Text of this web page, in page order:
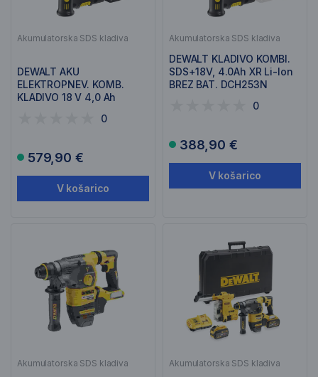
Akumulatorska SDS kladiva
DEWALT AKU
ELEKTROPNEV. KOMB.
KLADIVO 18 V 4,0 Ah
0
579,90 €
V košarico
Akumulatorska SDS kladiva
DEWALT KLADIVO KOMBI.
SDS+18V, 4.0Ah XR Li-Ion
BREZ BAT. DCH253N
0
388,90 €
V košarico
Akumulatorska SDS kladiva Akumulatorska SDS kladiva